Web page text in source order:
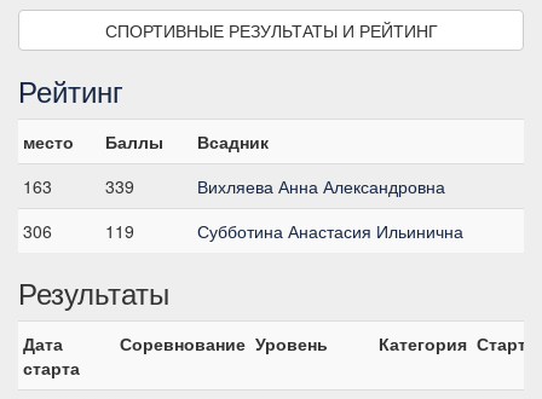
СПОРТИВНЫЕ РЕЗУЛЬТАТЫ И РЕЙТИНГ
Рейтинг
место Баллы
Всадник
163
339
Вихляева Анна Александровна
306
119 Субботина Анастасия Ильинична
Результаты
Дата
старта
Соревнование Уровень Категория Старт